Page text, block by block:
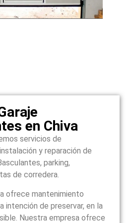
en Chiva
servicios de
y reparación de
parking,
de corredera.
ofrece mantenimiento
intención de preservar, en la
Nuestra empresa ofrece